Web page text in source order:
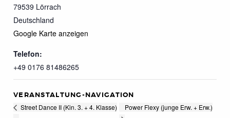
79539 Lörrach
Deutschland
Google Karte anzeigen
Telefon:
+49 0176 81486265
VERANSTALTUNG-NAVIGATION
Street Dance II (Kin. 3. + 4. Klasse) Power Flexy (junge Erw. + Erw.)